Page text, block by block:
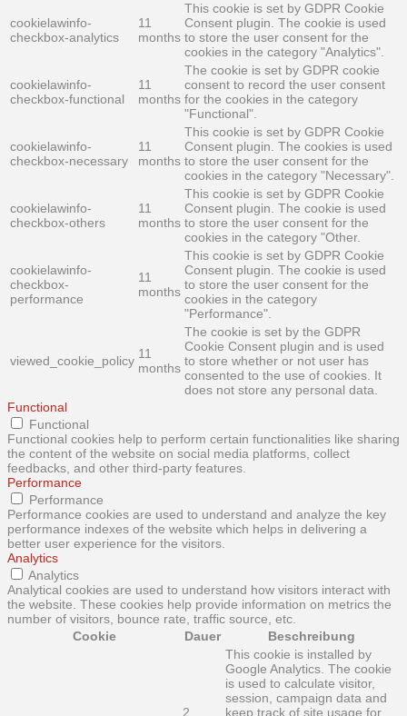
cookielawinfo-
checkbox-analytics
11
months
This cookie is set by GDPR Cookie
Consent plugin. The cookie is used
to store the user consent for the
cookies in the category "Analytics".
cookielawinfo-
checkbox-functional
11
months
The cookie is set by GDPR cookie
consent to record the user consent
for the cookies in the category
"Functional".
cookielawinfo-
checkbox-necessary
11
months
This cookie is set by GDPR Cookie
Consent plugin. The cookies is used
to store the user consent for the
cookies in the category "Necessary".
cookielawinfo-
checkbox-others
11
months
This cookie is set by GDPR Cookie
Consent plugin. The cookie is used
to store the user consent for the
cookies in the category "Other.
cookielawinfo-
checkbox-
performance
11
months
This cookie is set by GDPR Cookie
Consent plugin. The cookie is used
to store the user consent for the
cookies in the category
"Performance".
viewed_cookie_policy 11
months
The cookie is set by the GDPR
Cookie Consent plugin and is used
to store whether or not user has
consented to the use of cookies. It
does not store any personal data.
Functional
Functional
Functional cookies help to perform certain functionalities like sharing
the content of the website on social media platforms, collect
feedbacks, and other third-party features.
Performance
Performance
Performance cookies are used to understand and analyze the key
performance indexes of the website which helps in delivering a
better user experience for the visitors.
Analytics
Analytics
Analytical cookies are used to understand how visitors interact with
the website. These cookies help provide information on metrics the
number of visitors, bounce rate, traffic source, etc.
Cookie
Dauer Beschreibung
2
This cookie is installed by
Google Analytics. The cookie
is used to calculate visitor,
session, campaign data and
keep track of site usage for